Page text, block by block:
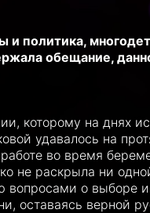
и политика,
обещание,
которому на днях
удавалось на
во время
не раскрыла ни
вопросами о выборе
оставаясь верной